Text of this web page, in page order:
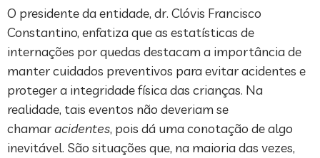
O presidente da entidade, dr. Clóvis Francisco
Constantino, enfatiza que as estatísticas de
internações por quedas destacam a importância de
manter cuidados preventivos para evitar acidentes e
proteger a integridade física das crianças. Na
realidade, tais eventos não deveriam se
chamaracidentes, pois dá uma conotação de algo
inevitável. São situações que, na maioria das vezes,